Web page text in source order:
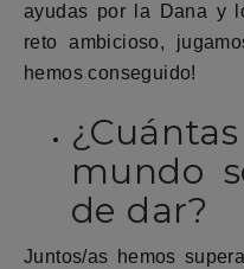
ayudas por la Dana y
reto ambicioso,
hemos conseguido!
mundo
de dar?
Juntos/as hemos